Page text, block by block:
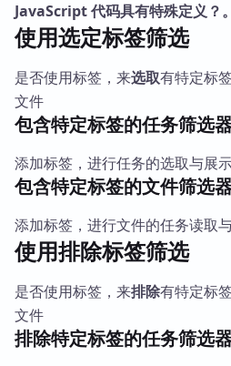
JavaScript 代码具有特殊定义？。
使用选定标签筛选
是否使用标签，来选取有特定标
文件
包含特定标签的任务筛选
添加标签，进行任务的选取与展
包含特定标签的文件筛选
添加标签，进行文件的任务读取
使用排除标签筛选
是否使用标签，来排除有特定标
文件
排除特定标签的任务筛选